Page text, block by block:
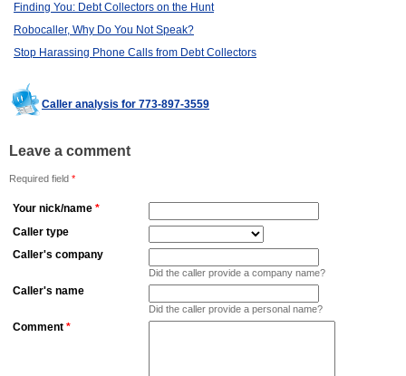
Finding You: Debt Collectors on the Hunt
Robocaller, Why Do You Not Speak?
Stop Harassing Phone Calls from Debt Collectors
Caller analysis for 773-897-3559
Leave a comment
Required field *
Your nick/name *
Caller type
Caller's company
Did the caller provide a company name?
Caller's name
Did the caller provide a personal name?
Comment *